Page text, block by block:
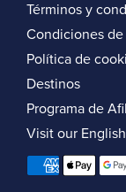
Términos y
Condiciones
Política de
Destinos
Programa de
Visit our